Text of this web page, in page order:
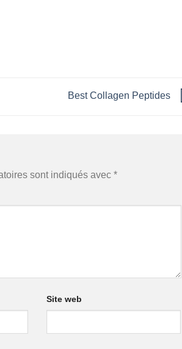
Best Collagen Peptides
sont indiqués avec *
Site web